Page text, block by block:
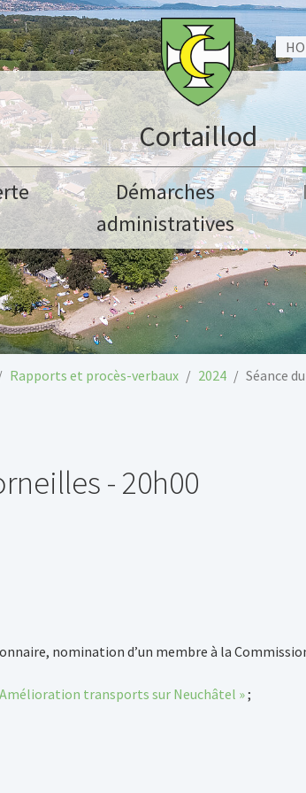
Cortaillod
Démarches
administratives
Rapports et procès-verbaux 2024 Séance
- 20h00
nomination d’un membre à la
transports sur Neuchâtel »;